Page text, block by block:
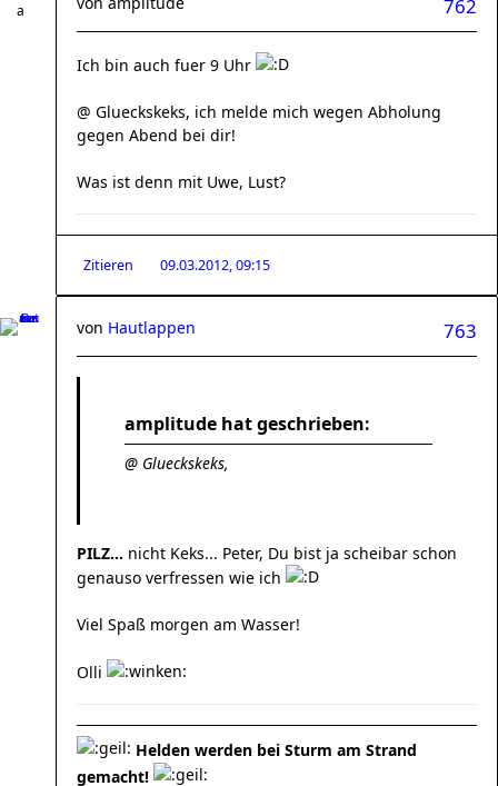
762
Ich bin auch fuer 9 Uhr
@ Glueckskeks, ich melde mich wegen Abholung
gegen Abend bei dir!
Was ist denn mit Uwe, Lust?
Zitieren 09.03.2012, 09:15
763
von Hautlappen
amplitude hat geschrieben:
@ Glueckskeks,
PILZ... nicht Keks... Peter, Du bist ja scheibar schon
genauso verfressen wie ich
Viel Spaß morgen am Wasser!
Olli
Helden werden bei Sturm am Strand
gemacht!